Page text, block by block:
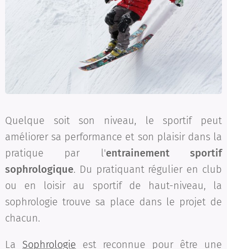
Quelque soit son niveau, le sportif peut
améliorer sa performance et son plaisir dans la
pratique par l'entrainement sportif
sophrologique. Du pratiquant régulier en club
ou en loisir au sportif de haut-niveau, la
sophrologie trouve sa place dans le projet de
chacun.
La Sophrologie est reconnue pour être une